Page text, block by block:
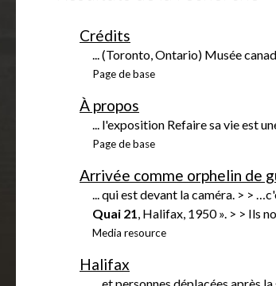
r
Crédits
... (Toronto, Ontario) Musée
Page de base
À propos
... l'exposition Refaire sa vie est
Page de base
Arrivée comme orphelin de
... qui est devant la caméra. > >
Quai 21, Halifax, 1950 ». > > Ils
Media resource
Halifax